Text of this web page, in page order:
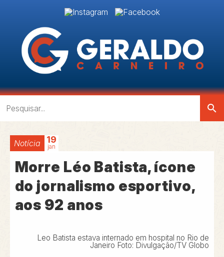
search
Notícia 19
jan
Morre Léo Batista, ícone
do jornalismo esportivo,
aos 92 anos
Leo Batista estava internado em hospital no Rio de
Janeiro Foto: Divulgação/TV Globo